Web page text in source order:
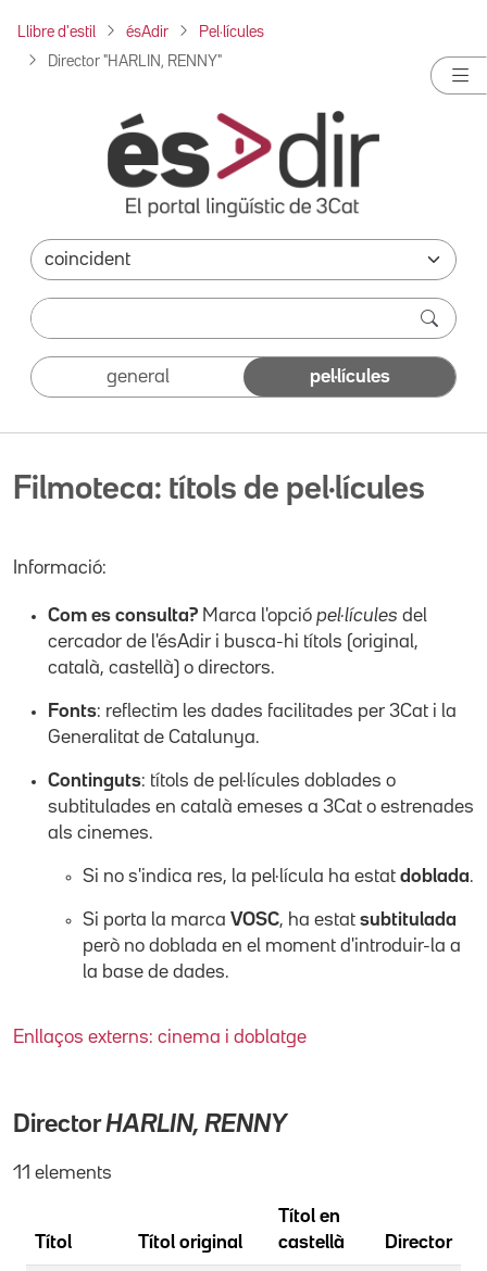
Llibre d'estil ésAdir Pel·lícules
Director "HARLIN, RENNY"
general pel·lícules
Filmoteca: títols de pel·lícules
Informació:
Com es consulta? Marca l'opció pel·lícules del
cercador de l'ésAdir i busca-hi títols (original,
català, castellà) o directors.
Fonts: reflectim les dades facilitades per 3Cat i la
Generalitat de Catalunya.
Continguts: títols de pel·lícules doblades o
subtitulades en català emeses a 3Cat o estrenades
als cinemes.
Si no s'indica res, la pel·lícula ha estat doblada.
Si porta la marca VOSC, ha estat subtitulada
però no doblada en el moment d'introduir-la a
la base de dades.
Enllaços externs: cinema i doblatge
DirectorHARLIN, RENNY
11 elements
Títol Títol original
Títol en
castellà
Director